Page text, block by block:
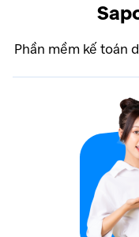
Phần mềm kế toán